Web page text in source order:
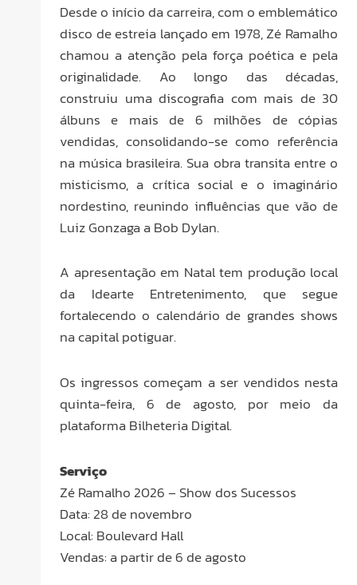
Desde o início da carreira, com o emblemático
disco de estreia lançado em 1978, Zé Ramalho
chamou a atenção pela força poética e pela
originalidade. Ao longo das décadas,
construiu uma discografia com mais de 30
álbuns e mais de 6 milhões de cópias
vendidas, consolidando-se como referência
na música brasileira. Sua obra transita entre o
misticismo, a crítica social e o imaginário
nordestino, reunindo influências que vão de
Luiz Gonzaga a Bob Dylan.
A apresentação em Natal tem produção local
da Idearte Entretenimento, que segue
fortalecendo o calendário de grandes shows
na capital potiguar.
Os ingressos começam a ser vendidos nesta
quinta-feira, 6 de agosto, por meio da
plataforma Bilheteria Digital.
Serviço
Zé Ramalho 2026 – Show dos Sucessos
Data: 28 de novembro
Local: Boulevard Hall
Vendas: a partir de 6 de agosto